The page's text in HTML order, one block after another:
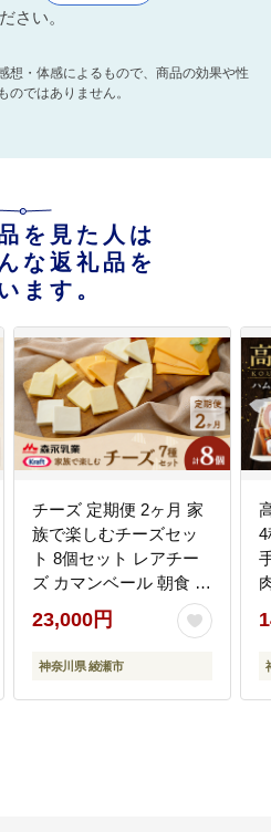
さい。
・体感によるもので、商品の効果や性
のではありません。
を見た人は
な返礼品を
ます。
チーズ 定期便 2ヶ月 家
族で楽しむチーズセッ
ト 8個セット レアチー
ズ カマンベール 朝食 お
やつ 乳製品 加工品 詰め
合わせ セット
23,000円
神奈川県 綾瀬市